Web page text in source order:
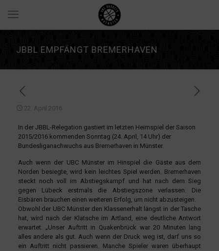
JBBL EMPFÄNGT BREMERHAVEN
22. April 2016
In der JBBL-Relegation gastiert im letzten Heimspiel der Saison
2015/2016 kommenden Sonntag (24. April, 14 Uhr) der
Bundesliganachwuchs aus Bremerhaven in Münster.
Auch wenn der UBC Münster im Hinspiel die Gäste aus dem
Norden besiegte, wird kein leichtes Spiel werden. Bremerhaven
steckt noch voll im Abstiegskampf und hat nach dem Sieg
gegen Lübeck erstmals die Abstiegszone verlassen. Die
Eisbären brauchen einen weiteren Erfolg, um nicht abzusteigen.
Obwohl der UBC Münster den Klassenerhalt längst in der Tasche
hat, wird nach der Klatsche im Artland, eine deutliche Antwort
erwartet. „Unser Auftritt in Quakenbrück war 20 Minuten lang
alles andere als gut. Auch wenn der Druck weg ist, darf uns so
ein Auftritt nicht passieren. Manche Spieler waren überhaupt